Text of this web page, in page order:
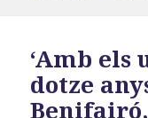
‘Amb els
dotze